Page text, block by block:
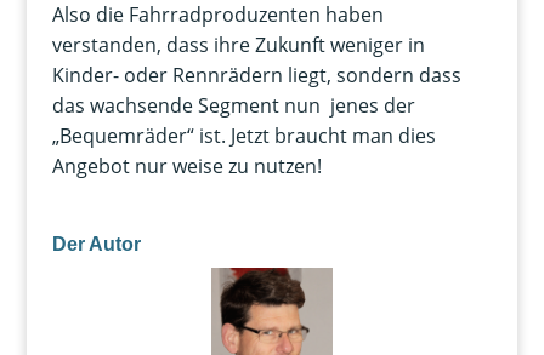
Also die Fahrradproduzenten haben
verstanden, dass ihre Zukunft weniger in
Kinder- oder Rennrädern liegt, sondern dass
das wachsende Segment nun jenes der
„Bequemräder“ ist. Jetzt braucht man dies
Angebot nur weise zu nutzen!
Der Autor